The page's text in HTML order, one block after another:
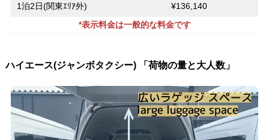
1泊2日(関東ｴﾘｱ外)
¥136,140
*表示料金は一般的な料金です
ハイエース(ジャンボタクシー) 「荷物の量と大人数」